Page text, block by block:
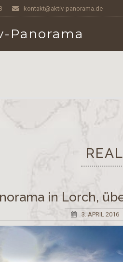
kontakt@aktiv-panorama.de
Panorama
in Lorch,
3. APRIL 2016